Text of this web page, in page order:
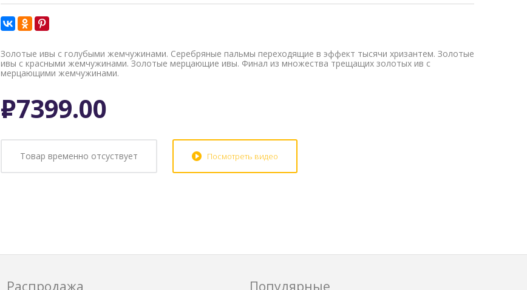
Золотые ивы с голубыми жемчужинами. Серебряные пальмы переходящие в эффект тысячи хризантем. Золотые
ивы с красными жемчужинами. Золотые мерцающие ивы. Финал из множества трещащих золотых ив с
мерцающими жемчужинами.
Р7399.00
Товар временно отсуствует Посмотреть видео
Распродажа Популярные